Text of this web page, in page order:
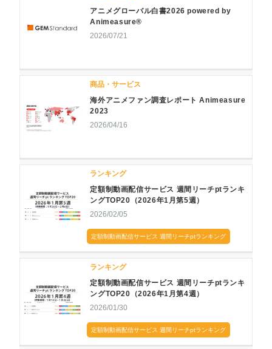
アニメグローバル白書2026 powered by
Animeasure®
2026/07/21
商品・サービス
海外アニメファン調査レポート Animeasure
2023
2026/04/16
ランキング
定額制動画配信サービス 週間リーチptランキ
ングTOP20（2026年1月第5週）
2026/02/05
定額制動画配信サービス 週間リーチptランキング
ランキング
定額制動画配信サービス 週間リーチptランキ
ングTOP20（2026年1月第4週）
2026/01/30
定額制動画配信サービス 週間リーチptランキング